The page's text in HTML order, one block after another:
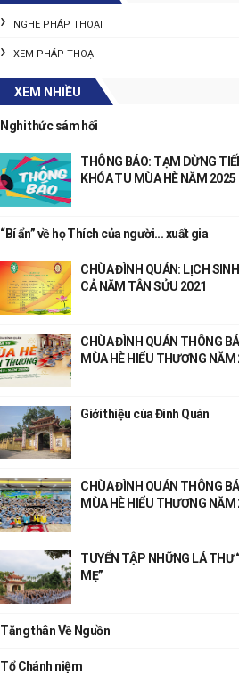
NGHE PHÁP THOẠI
XEM PHÁP THOẠI
XEM NHIỀU
Nghi thức sám hối
THÔNG BÁO: TẠM DỪNG
KHÓA TU MÙA HÈ NĂM 2025
“Bí ẩn” về họ Thích của người... xuất gia
CHÙA ĐÌNH QUÁN: LỊCH
CẢ NĂM TÂN SỬU 2021
CHÙA ĐÌNH QUÁN THÔNG
MÙA HÈ HIỂU THƯƠNG NĂM
Giới thiệu cùa Đình Quán
CHÙA ĐÌNH QUÁN THÔNG
MÙA HÈ HIỂU THƯƠNG
TUYỂN TẬP NHỮNG LÁ THƯ
MẸ”
Tăng thân Về Nguồn
Tổ Chánh niệm